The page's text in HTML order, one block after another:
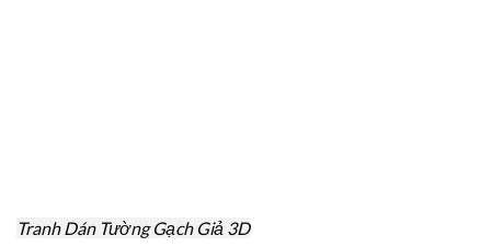
Tranh Dán Tường Gạch Giả 3D